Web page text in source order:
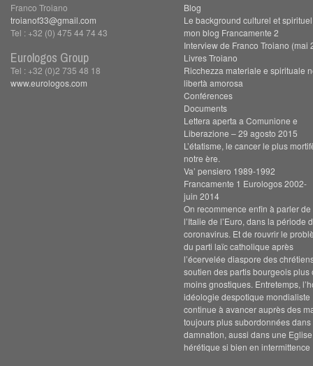
Franco Troiano
troianof33@gmail.com
Tel : +32 (0) 475 44 74 43
Eurologos Group
Tel : +32 (0)2 735 48 18
www.eurologos.com
Blog
Le background culturel et
mon blog Francamente 2
Interview de Franco Troiano (mai
Livres Troiano
Ricchezza materiale e spirituale
libertà amorosa
Conférences
Documents
Lettera aperta a Comunione e
Liberazione – 29 agosto 2015
L’étatisme, le cancer le plus
notre ère.
Va’ pensiero 1989-1992
Francamente 1 Eurologos 2002-
juin 2014
On recommence enfin à parler de
l’Italie de l’Euro, dans la période
coronavirus. Et de rouvrir le
du parti laïc catholique après
l’écervelée diaspore des
soutien des partis bourgeois plus
moins gnostiques. Entretemps,
idéologie despotique mondialiste
continue à avancer auprès des
toujours plus subordonnées dans
damnation, aussi dans une Eglise
hérétique si bien en intermittence